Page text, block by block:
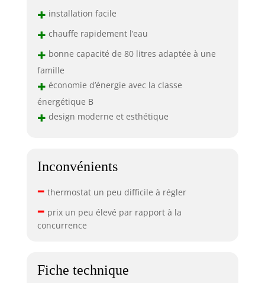
+ installation facile
+ chauffe rapidement l’eau
+ bonne capacité de 80 litres adaptée à une
famille
+ économie d’énergie avec la classe
énergétique B
+ design moderne et esthétique
Inconvénients
– thermostat un peu difficile à régler
– prix un peu élevé par rapport à la
concurrence
Fiche technique